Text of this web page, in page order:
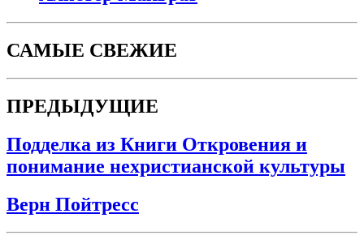
САМЫЕ СВЕЖИЕ
ПРЕДЫДУЩИЕ
Подделка из Книги Откровения и
понимание нехристианской культуры
Верн Пойтресс